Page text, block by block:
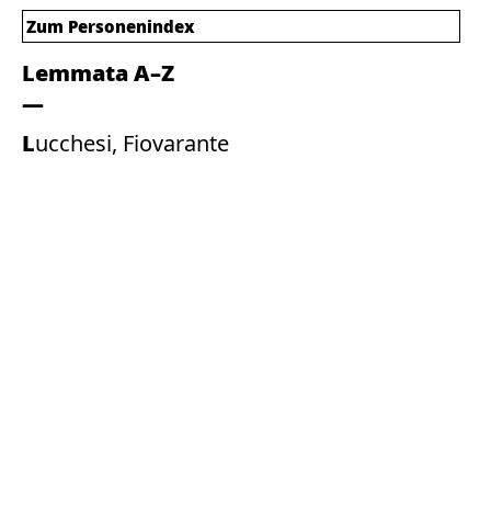
Lemmata A–Z
Lucchesi, Fiovarante
Zum Personenindex